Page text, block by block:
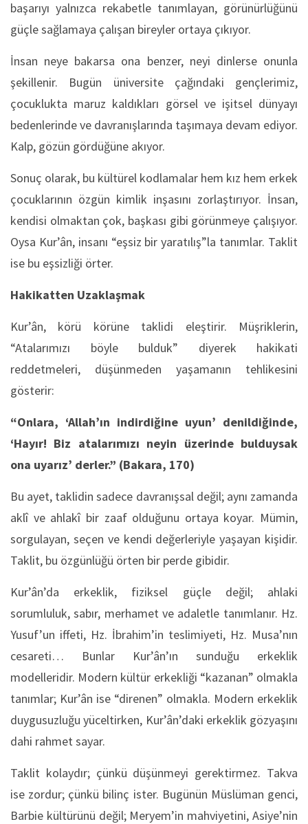
başarıyı yalnızca rekabetle tanımlayan, görünürlüğünü
güçle sağlamaya çalışan bireyler ortaya çıkıyor.
İnsan neye bakarsa ona benzer, neyi dinlerse onunla
şekillenir. Bugün üniversite çağındaki gençlerimiz,
çocuklukta maruz kaldıkları görsel ve işitsel dünyayı
bedenlerinde ve davranışlarında taşımaya devam ediyor.
Kalp, gözün gördüğüne akıyor.
Sonuç olarak, bu kültürel kodlamalar hem kız hem erkek
çocuklarının özgün kimlik inşasını zorlaştırıyor. İnsan,
kendisi olmaktan çok, başkası gibi görünmeye çalışıyor.
Oysa Kur’ân, insanı “eşsiz bir yaratılış”la tanımlar. Taklit
ise bu eşsizliği örter.
Hakikatten Uzaklaşmak
Kur’ân, körü körüne taklidi eleştirir. Müşriklerin,
“Atalarımızı böyle bulduk” diyerek hakikati
reddetmeleri, düşünmeden yaşamanın tehlikesini
gösterir:
“Onlara, ‘Allah’ın indirdiğine uyun’ denildiğinde,
‘Hayır! Biz atalarımızı neyin üzerinde bulduysak
ona uyarız’ derler.” (Bakara, 170)
Bu ayet, taklidin sadece davranışsal değil; aynı zamanda
aklî ve ahlakî bir zaaf olduğunu ortaya koyar. Mümin,
sorgulayan, seçen ve kendi değerleriyle yaşayan kişidir.
Taklit, bu özgünlüğü örten bir perde gibidir.
Kur’ân’da erkeklik, fiziksel güçle değil; ahlaki
sorumluluk, sabır, merhamet ve adaletle tanımlanır. Hz.
Yusuf’un iffeti, Hz. İbrahim’in teslimiyeti, Hz. Musa’nın
cesareti… Bunlar Kur’ân’ın sunduğu erkeklik
modelleridir. Modern kültür erkekliği “kazanan” olmakla
tanımlar; Kur’ân ise “direnen” olmakla. Modern erkeklik
duygusuzluğu yüceltirken, Kur’ân’daki erkeklik gözyaşını
dahi rahmet sayar.
Taklit kolaydır; çünkü düşünmeyi gerektirmez. Takva
ise zordur; çünkü bilinç ister. Bugünün Müslüman genci,
Barbie kültürünü değil; Meryem’in mahviyetini, Asiye’nin